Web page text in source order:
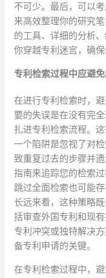
不可少。最后，可以
来高效整理你的研究
的工具、详细的分析
你穿越专利迷宫，确
专利检索过程中应避
在进行专利检索时，
要的失误是在没有完
扎进专利检索流程。
一个陷阱是忽视了对
致重复过去的步骤并
指南来追踪您的检索
跳过全面检索也可能
长远来看，这种策略
括审查外国专利和现
专利冲突或独特解决
备专利申请的关键。
在专利检索过程中，